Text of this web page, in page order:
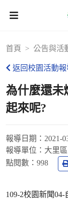
首頁 公告與活
返回校園活動報
為什麼還未
起來呢?
報導日期： 2021-
報導單位： 大里
點閱數： 998
109-2校園新聞